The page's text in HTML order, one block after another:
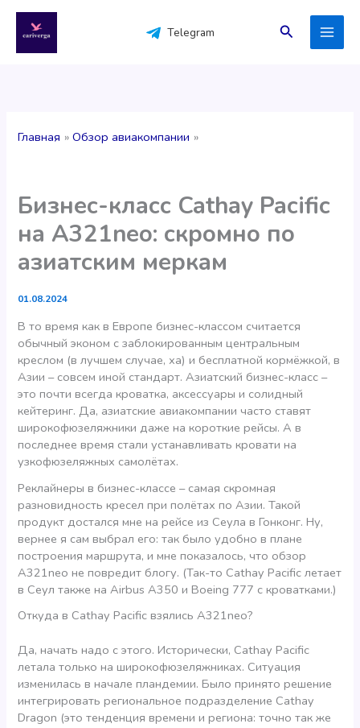
содержимому
Telegram Поиск
Главная Обзор авиакомпании
Бизнес-класс Cathay Pacific
на A321neo: скромно по
азиатским меркам
01.08.2024
В то время как в Европе бизнес-классом считается
обычный эконом с заблокированным центральным
креслом (в лучшем случае, ха) и бесплатной кормёжкой, в
Азии – совсем иной стандарт. Азиатский бизнес-класс –
это почти всегда кроватка, аксессуары и солидный
кейтеринг. Да, азиатские авиакомпании часто ставят
широкофюзеляжники даже на короткие рейсы. А в
последнее время стали устанавливать кровати на
узкофюзеляжных самолётах.
Реклайнеры в бизнес-классе – самая скромная
разновидность кресел при полётах по Азии. Такой
продукт достался мне на рейсе из Сеула в Гонконг. Ну,
вернее я сам выбрал его: так было удобно в плане
построения маршрута, и мне показалось, что обзор
A321neo не повредит блогу. (Так-то Cathay Pacific летает
в Сеул также на Airbus A350 и Boeing 777 с кроватками.)
Откуда в Cathay Pacific взялись A321neo?
Да, начать надо с этого. Исторически, Cathay Pacific
летала только на широкофюзеляжниках. Ситуация
изменилась в начале пландемии. Было принято решение
интегрировать региональное подразделение Cathay
Dragon (это тенденция времени и региона: точно так же